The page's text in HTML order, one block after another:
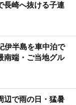
長崎へ抜ける子連
伊半島を車中泊で
南端・ご当地グル
辺で雨の日・猛暑